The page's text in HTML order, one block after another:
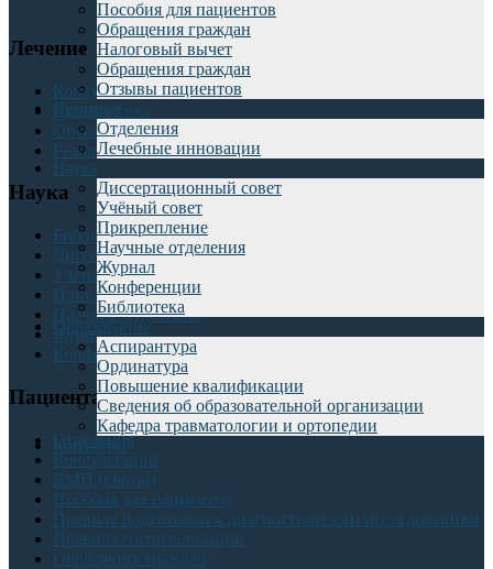
Пособия для пациентов
Обращения граждан
Налоговый вычет
Обращения граждан
Отзывы пациентов
Клиника
Отделения
Лечебные инновации
Наука
Диссертационный совет
Учёный совет
Прикрепление
Научные отделения
Журнал
Конференции
Библиотека
Образование
Аспирантура
Ординатура
Повышение квалификации
Сведения об образовательной организации
Кафедра травматологии и ортопедии
Контакты
Лечение
Консультации
Диагностика
Операции
Реабилитация
Наука
Библиотека
Диссертационный совет
Учёный совет
Прикрепление
Научные отделения
Журнал
Конференции
Пациентам
Отделения
Консультации
ВМП (квоты)
Пособия для пациентов
Правила подготовки к диагностическим исследованиям
Правила госпитализации
Обращения граждан